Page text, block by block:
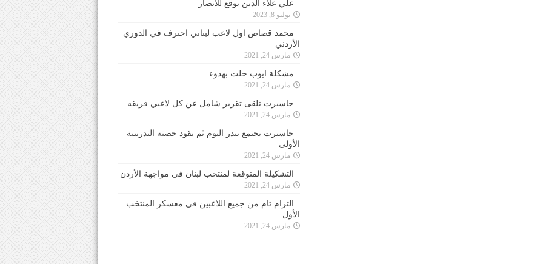
علي علاء الدين يوقع للأنصار
يوليو 8, 2023
محمد قصاص اول لاعب لبناني احترف في الدوري
الأردني
مارس 24, 2021
مشكلة ايوب حلت بهدوء
مارس 24, 2021
جاسبرت تلقى تقرير شامل عن كل لاعبي فريقه
مارس 24, 2021
جاسبرت يجتمع ببدر اليوم ثم يقود حصته التدريبية
الأولى
مارس 24, 2021
التشكيلة المتوقعة لمنتخب لبنان في مواجهة الأردن
مارس 24, 2021
التزام تام من جميع اللاعبين في معسكر المنتخب
الأول
مارس 24, 2021